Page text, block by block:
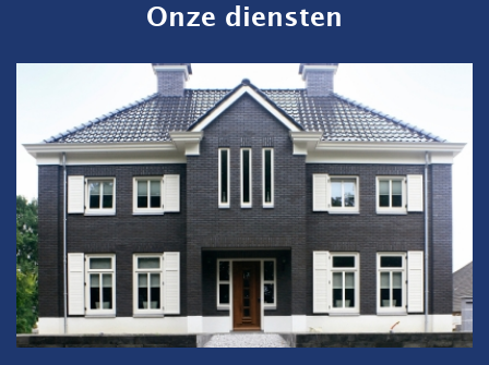
Onze diensten